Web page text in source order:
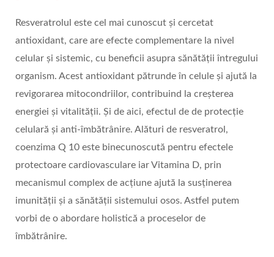
Resveratrolul este cel mai cunoscut și cercetat
antioxidant, care are efecte complementare la nivel
celular și sistemic, cu beneficii asupra sănătății întregului
organism. Acest antioxidant pătrunde în celule și ajută la
revigorarea mitocondriilor, contribuind la creșterea
energiei și vitalității. Și de aici, efectul de de protecție
celulară și anti-îmbătrânire. Alături de resveratrol,
coenzima Q 10 este binecunoscută pentru efectele
protectoare cardiovasculare iar Vitamina D, prin
mecanismul complex de acțiune ajută la susținerea
imunității și a sănătății sistemului osos. Astfel putem
vorbi de o abordare holistică a proceselor de
îmbătrânire.